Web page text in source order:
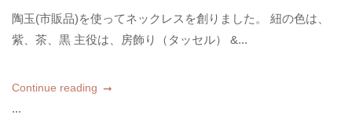
陶玉(市販品)を使ってネックレスを創りました。 紐の色は、
紫、茶、黒 主役は、房飾り（タッセル） &...
Continue reading
...